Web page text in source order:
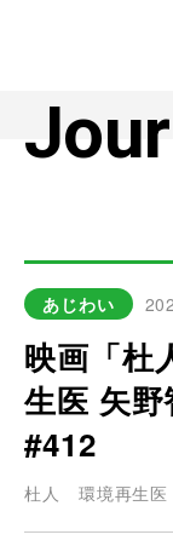
あじわい
映画「杜
生医 矢
#412
杜人 環境再生医